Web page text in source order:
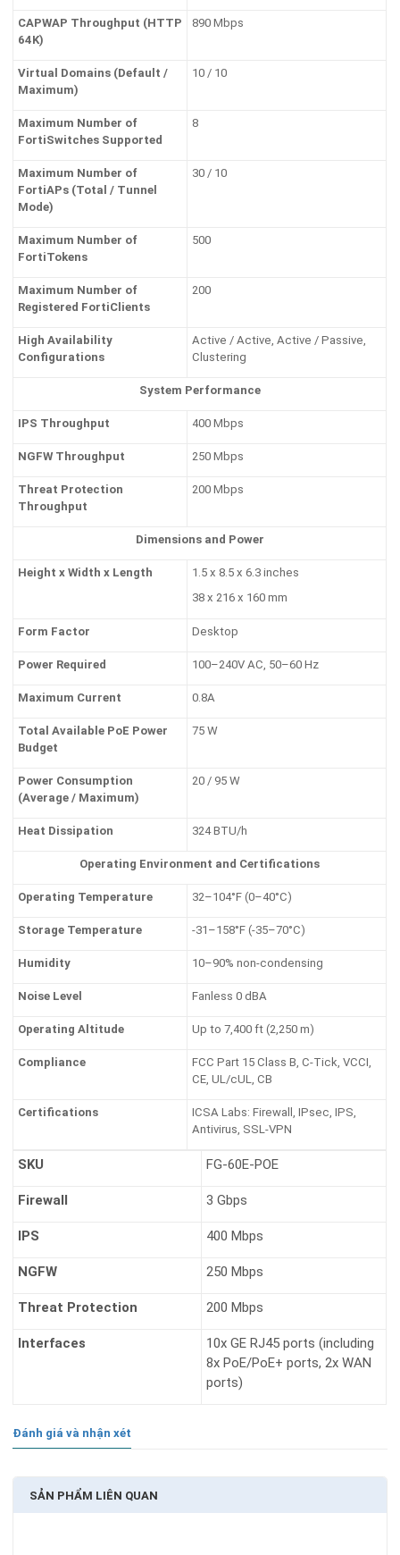
CAPWAP Throughput (HTTP
64K)
890 Mbps
Virtual Domains (Default /
Maximum)
10 / 10
Maximum Number of
FortiSwitches Supported
8
Maximum Number of
FortiAPs (Total / Tunnel
Mode)
30 / 10
Maximum Number of
FortiTokens
500
Maximum Number of
Registered FortiClients
200
High Availability
Configurations
Active / Active, Active / Passive,
Clustering
System Performance
IPS Throughput 400 Mbps
NGFW Throughput 250 Mbps
Threat Protection
Throughput
200 Mbps
Dimensions and Power
Height x Width x Length
1.5 x 8.5 x 6.3 inches
38 x 216 x 160 mm
Form Factor Desktop
Power Required 100–240V AC, 50–60 Hz
Maximum Current 0.8A
Total Available PoE Power
Budget
75 W
Power Consumption
(Average / Maximum)
20 / 95 W
Heat Dissipation 324 BTU/h
Operating Environment and Certifications
Operating Temperature 32–104°F (0–40°C)
Storage Temperature -31–158°F (-35–70°C)
Humidity 10–90% non-condensing
Noise Level Fanless 0 dBA
Operating Altitude Up to 7,400 ft (2,250 m)
Compliance
FCC Part 15 Class B, C-Tick, VCCI,
CE, UL/cUL, CB
Certifications
ICSA Labs: Firewall, IPsec, IPS,
Antivirus, SSL-VPN
SKU FG-60E-POE
Firewall 3 Gbps
IPS 400 Mbps
NGFW 250 Mbps
Threat Protection 200 Mbps
Interfaces
10x GE RJ45 ports (including
8x PoE/PoE+ ports, 2x WAN
ports)
Đánh giá và nhận xét
SẢN PHẨM LIÊN QUAN